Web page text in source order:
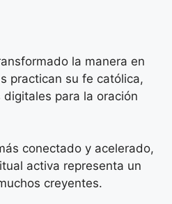
la manera en
practican su fe católica,
para la oración
conectado y acelerado,
activa representa un
creyentes.